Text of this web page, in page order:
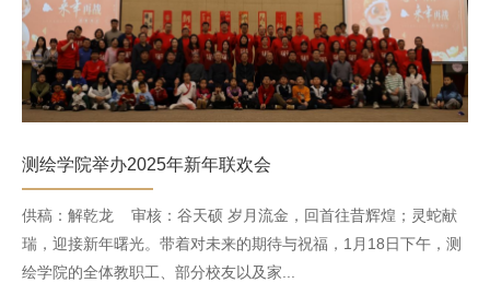
​测绘学院举办2025年新年联欢会
供稿：解乾龙 审核：谷天硕 岁月流金，回首往昔辉煌；灵蛇献
瑞，迎接新年曙光。带着对未来的期待与祝福，1月18日下午，测
绘学院的全体教职工、部分校友以及家...